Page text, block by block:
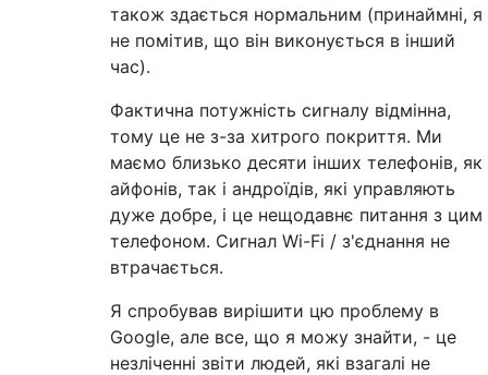
також здається нормальним (принаймні, я
не помітив, що він виконується в інший
час).
Фактична потужність сигналу відмінна,
тому це не з-за хитрого покриття. Ми
маємо близько десяти інших телефонів, як
айфонів, так і андроїдів, які управляють
дуже добре, і це нещодавнє питання з цим
телефоном. Сигнал Wi-Fi / з'єднання не
втрачається.
Я спробував вирішити цю проблему в
Google, але все, що я можу знайти, - це
незліченні звіти людей, які взагалі не